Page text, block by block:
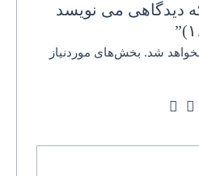
دیدگاهی می نویسد
شد. بخش‌های موردنیاز